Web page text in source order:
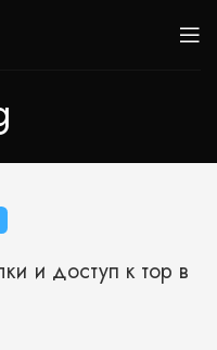
и доступ к тор в